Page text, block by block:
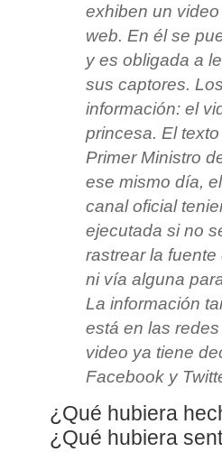
exhiben un
web. En él se
y es obligada a
sus captores.
información: el
princesa. El
Primer Ministro
ese mismo día,
canal oficial
ejecutada si no
rastrear la
ni vía alguna
La información
está en las
video ya tiene
Facebook y
¿Qué hubiera
¿Qué hubiera